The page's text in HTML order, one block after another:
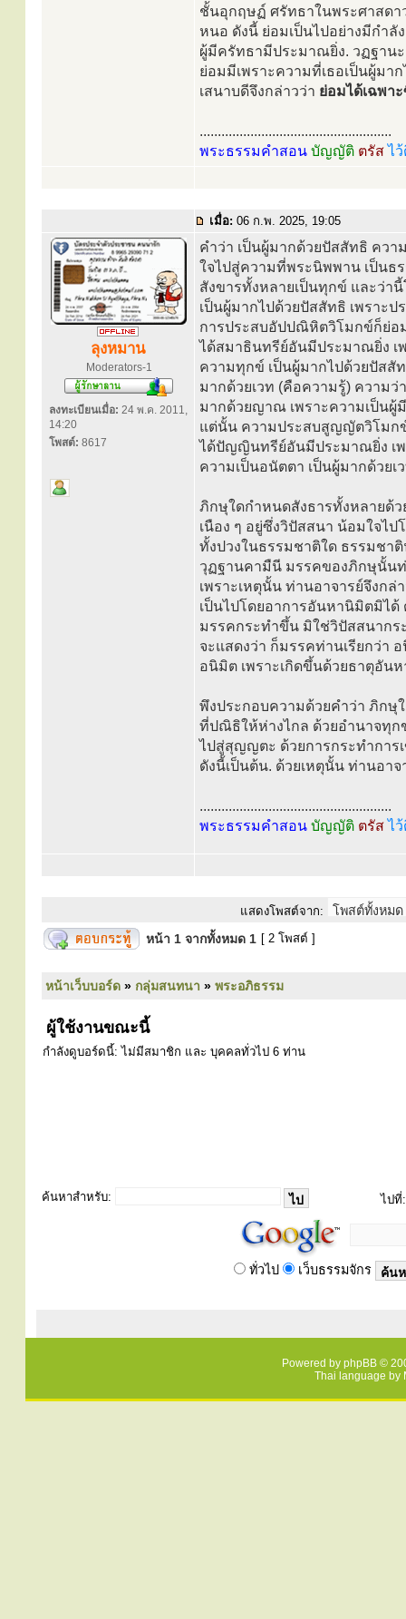
ชั้นอุกฤษฏ์ ศรัทธาในพระศาสด
หนอ ดังนี้ ย่อมเป็นไปอย่างมีกำลั
ผู้มีครัทธามีประมาณยิ่ง. วฏฐานะ
ย่อมมีเพราะความที่เธอเป็นผู้มา
เสนาบดีจึงกล่าวว่า ย่อมได้เฉพา
.....................................................
พระธรรมคำสอน บัญญัติ ตรัสไ
เมื่อ: 06 ก.พ. 2025, 19:05
ลุงหมาน
Moderators-1
ลงทะเบียนเมื่อ: 24 พ.ค. 2011,
14:20
โพสต์: 8617
คำว่า เป็นผู้มากด้วยปัสสัทธิ คว
ใจไปสู่ความที่พระนิพพาน เป็นธ
สังขารทั้งหลายเป็นทุกข์ และว่า
เป็นผู้มากไปด้วยปัสสัทธิ เพราะ
การประสบอัปปณิหิตวิโมกข์ก็ย่อ
ได้สมาธินทรีย์อันมีประมาณยิ่ง เ
ความทุกข์ เป็นผู้มากไปด้วยปัสสั
มากด้วยเวท (คือความรู้) ความว่
มากด้วยญาณ เพราะความเป็น
แต่นั้น ความประสบสูญญัตวิโมกข์
ได้ปัญญินทรีย์อันมีประมาณยิ่ง เพ
ความเป็นอนัตตา เป็นผู้มากด้วย
ภิกษุใดกำหนดสังธารทั้งหลายด้
เนือง ๆ อยู่ซึ่งวิปัสสนา น้อมใจไ
ทั้งปวงในธรรมชาติใด ธรรมชา
วุฏฐานคามืนี มรรคของภิกษุนั้น
เพราะเหตุนั้น ท่านอาจารย์จึงก
เป็นไปโดยอาการอันหานิมิตมิไ
มรรคกระทำขึ้น มิใช่วิปัสสนากร
จะแสดงว่า ก็มรรคท่านเรียกว่า
อนิมิต เพราะเกิดขึ้นด้วยธาตุอัน
พึงประกอบความด้วยคำว่า ภิกษุ
ที่ปณิธิให้ห่างไกล ด้วยอำนาจทุก
ไปสู่สุญญตะ ด้วยการกระทำการ
ดังนี้เป็นต้น. ด้วยเหตุนั้น ท่านอา
.....................................................
พระธรรมคำสอน บัญญัติ ตรัสไ
แสดงโพสต์จาก:
หน้า 1 จากทั้งหมด 1 [ 2 โพสต์ ]
หน้าเว็บบอร์ด » กลุ่มสนทนา » พระอภิธรรม
ผู้ใช้งานขณะนี้
กำลังดูบอร์ดนี้: ไม่มีสมาชิก และ บุคคลทั่วไป 6 ท่าน
ค้นหาสำหรับ: ไปที่:
ทั่วไป เว็บธรรมจักร
Powered by phpBB ©
Thai language by